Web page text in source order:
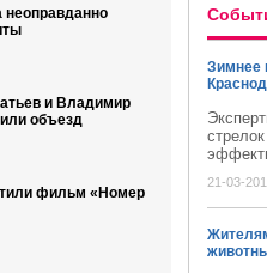
неоправданно
и Владимир
объезд
фильм «Номер
Зимнее
21-03-